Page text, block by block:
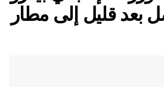
بعد قليل إلى مطار